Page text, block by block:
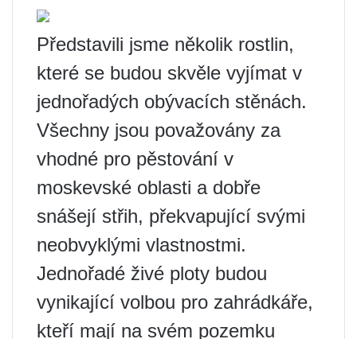
Představili jsme několik rostlin,
které se budou skvěle vyjímat v
jednořadých obývacích stěnách.
Všechny jsou považovány za
vhodné pro pěstování v
moskevské oblasti a dobře
snášejí střih, překvapující svými
neobvyklými vlastnostmi.
Jednořadé živé ploty budou
vynikající volbou pro zahrádkáře,
kteří mají na svém pozemku